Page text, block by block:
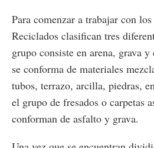
Para comenzar a trabajar con
Reciclados clasifican tres
grupo consiste en arena, grava
se conforma de materiales
tubos, terrazo, arcilla, piedras,
el grupo de fresados o carpetas
conforman de asfalto y grava.